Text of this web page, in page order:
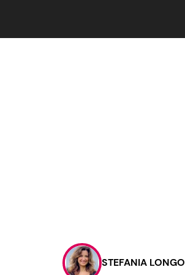
Contattaci
PubblicitàSTEFANIA LONGO